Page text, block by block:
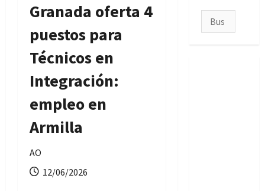
Granada oferta 4
puestos para
Técnicos en
Integración:
empleo en
Armilla
AO
12/06/2026
Buscar: